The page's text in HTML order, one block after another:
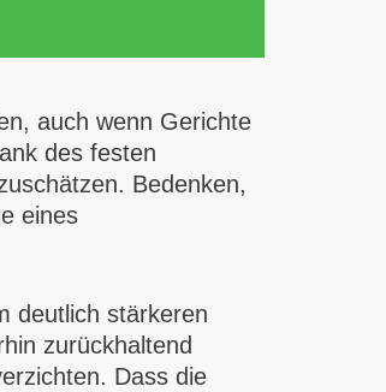
auch wenn Gerichte
des festen
Bedenken,
eines
deutlich stärkeren
zurückhaltend
Dass die